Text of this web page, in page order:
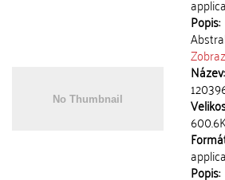
Popis:
Název:
Popis: